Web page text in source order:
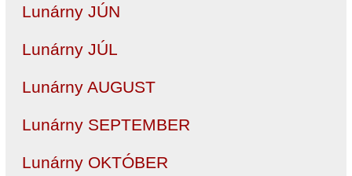
Lunárny JÚN
Lunárny JÚL
Lunárny AUGUST
Lunárny SEPTEMBER
Lunárny OKTÓBER